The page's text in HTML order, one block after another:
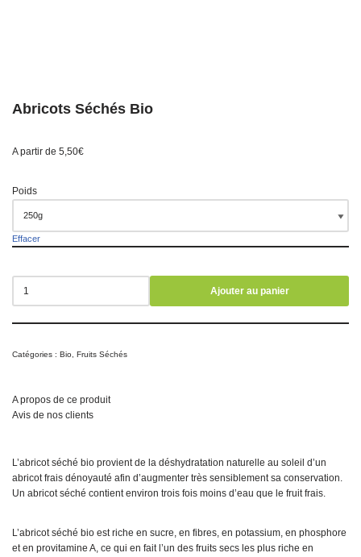
Abricots Séchés Bio
A partir de 5,50€
Poids
Effacer
Ajouter au panier
Catégories : Bio Fruits Séchés
A propos de ce produit
Avis de nos clients
L’abricot séché bio provient de la déshydratation naturelle au soleil d’un
abricot frais dénoyauté afin d’augmenter très sensiblement sa conservation.
Un abricot séché contient environ trois fois moins d’eau que le fruit frais.
L’abricot séché bio est riche en sucre, en fibres, en potassium, en phosphore
et en provitamine A, ce qui en fait l’un des fruits secs les plus riche en